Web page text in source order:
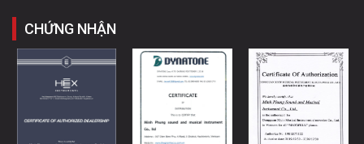
CHỨNG NHẬN